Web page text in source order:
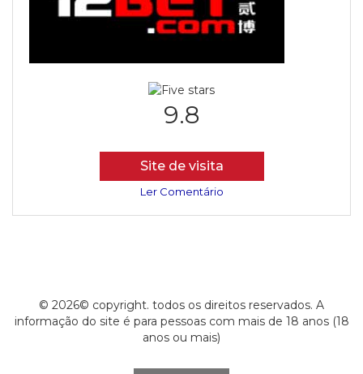
9.8
Site de visita
Ler Comentário
© 2026© copyright. todos os direitos reservados. A
informação do site é para pessoas com mais de 18 anos (18
anos ou mais)